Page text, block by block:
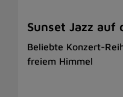
Sunset Jazz auf
Beliebte Konzert-
freiem Himmel